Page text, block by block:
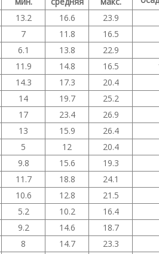
13.2 16.6
23.9
7 11.8
16.5
6.1 13.8
22.9
11.9 14.8 16.5
14.3 17.3
20.4
14 19.7
25.2
17 23.4
26.9
13 15.9
26.4
5 12
20.4
9.8 15.6
19.3
11.7 18.8
24.1
10.6 12.8
21.5
5.2 10.2
16.4
9.2 14.6
18.7
8 14.7
23.3